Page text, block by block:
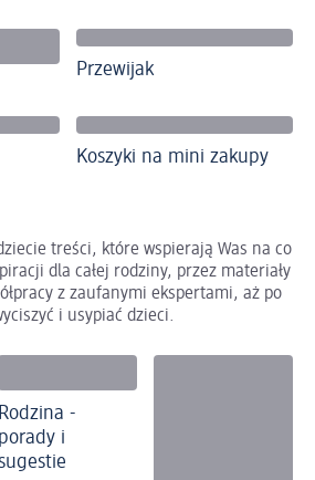
Przewijak
Koszyki na mini zakupy
treści, które wspierają Was na co
dla całej rodziny, przez materiały
z zaufanymi ekspertami, aż po
i usypiać dzieci.
Rodzina -
porady i